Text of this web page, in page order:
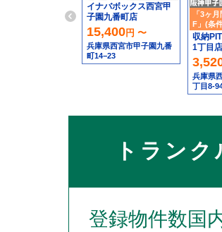
イナバボックス西宮甲
子園九番町店
15,400円 〜
兵庫県西宮市甲子園九番
町14−23
「3ヶ
F」(条
収納
1丁目店
兵庫県
丁目8-
1階
トラン
登録物件数国